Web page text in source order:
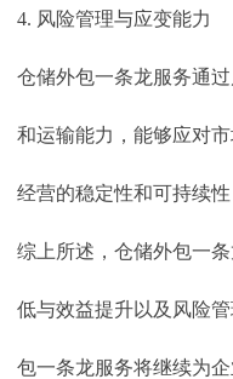
4. 风险管理与应变能力
仓储外包一条龙服务通
和运输能力，能够应对
经营的稳定性和可持续
综上所述，仓储外包一
低与效益提升以及风险
包一条龙服务将继续为